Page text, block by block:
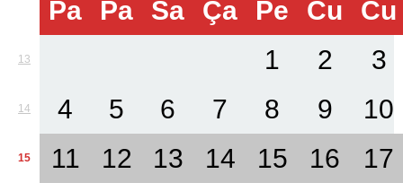
Pa
Pa Sa Ça Pe Cu Cu
13 1 2 3
14 4 5 6 7 8 9 10
15 11 12 13 14 15 16 17